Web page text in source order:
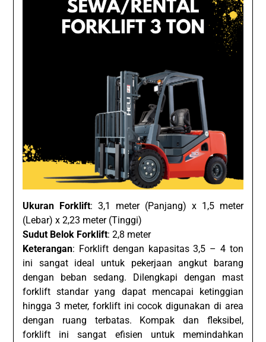
Ukuran Forklift: 3,1 meter (Panjang) x 1,5 meter
(Lebar) x 2,23 meter (Tinggi)
Sudut Belok Forklift: 2,8 meter
Keterangan: Forklift dengan kapasitas 3,5 – 4 ton
ini sangat ideal untuk pekerjaan angkut barang
dengan beban sedang. Dilengkapi dengan mast
forklift standar yang dapat mencapai ketinggian
hingga 3 meter, forklift ini cocok digunakan di area
dengan ruang terbatas. Kompak dan fleksibel,
forklift ini sangat efisien untuk memindahkan